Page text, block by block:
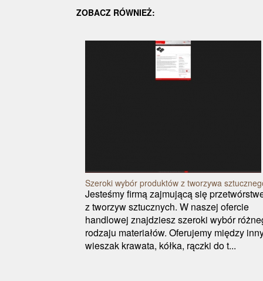
ZOBACZ RÓWNIEŻ:
Szeroki wybór produktów z tworzywa
Jesteśmy firmą zajmującą się
z tworzyw sztucznych. W naszej ofercie
handlowej znajdziesz szeroki wybór
rodzaju materiałów. Oferujemy między
wieszak krawata, kółka, rączki do t...